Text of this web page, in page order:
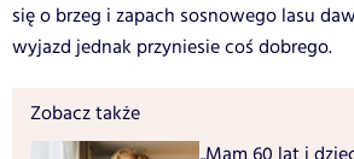
się o brzeg i zapach sosnowego lasu
wyjazd jednak przyniesie coś dobrego.
Zobacz także